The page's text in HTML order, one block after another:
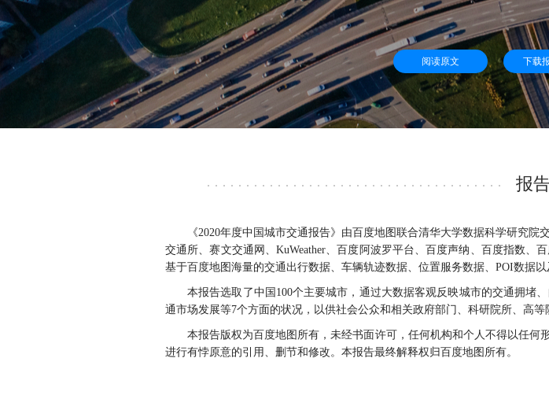
阅读原文 下载
报
《2020年度中国城市交通报告》由百度地图联合清华大学数据科学研究
交通所、赛文交通网、KuWeather、百度阿波罗平台、百度声纳、百度指数
基于百度地图海量的交通出行数据、车辆轨迹数据、位置服务数据、POI数据
本报告选取了中国100个主要城市，通过大数据客观反映城市的交通拥堵
通市场发展等7个方面的状况，以供社会公众和相关政府部门、科研院所、高等
本报告版权为百度地图所有，未经书面许可，任何机构和个人不得以任
进行有悖原意的引用、删节和修改。本报告最终解释权归百度地图所有。